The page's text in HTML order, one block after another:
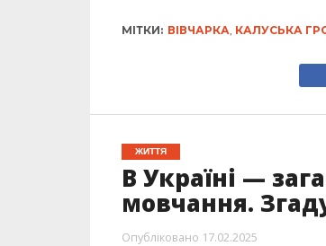
МІТКИ: ВІВЧАРКА КАЛУСЬКА
ЖИТТЯ
В Україні —
мовчання.
Опубліковано 17.02.2025